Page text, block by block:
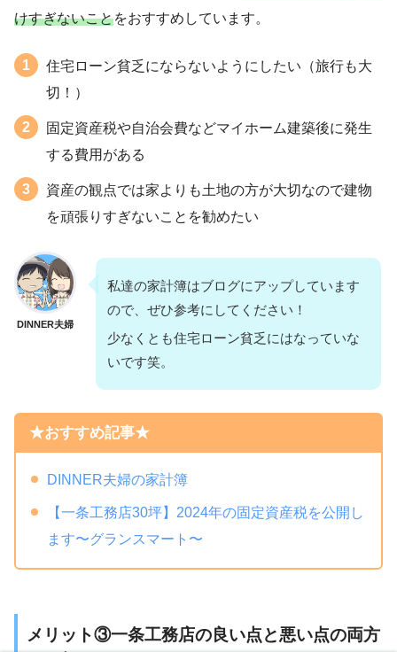
けすぎないことをおすすめしています。
住宅ローン貧乏にならないようにしたい（旅行も大
切！）
固定資産税や自治会費などマイホーム建築後に発生
する費用がある
資産の観点では家よりも土地の方が大切なので建物
を頑張りすぎないことを勧めたい
DINNER夫婦
私達の家計簿はブログにアップしています
ので、ぜひ参考にしてください！
少なくとも住宅ローン貧乏にはなっていな
いです笑。
★おすすめ記事★
DINNER夫婦の家計簿
【一条工務店30坪】2024年の固定資産税を公開し
ます〜グランスマート〜
メリット③一条工務店の良い点と悪い点の両方